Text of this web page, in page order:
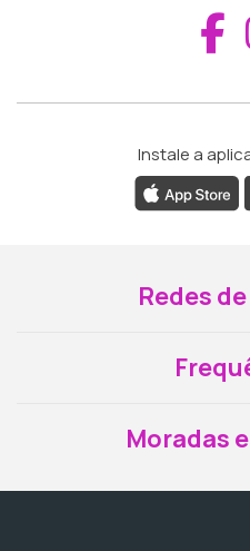
Instale a
Redes
Moradas